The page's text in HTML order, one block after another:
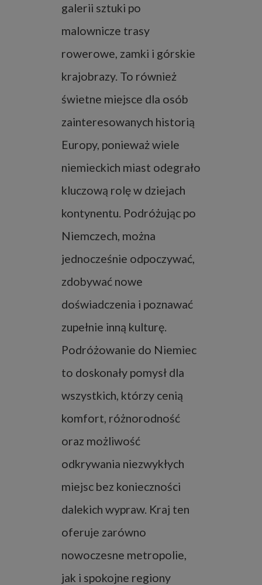
galerii sztuki po
malownicze trasy
rowerowe, zamki i górskie
krajobrazy. To również
świetne miejsce dla osób
zainteresowanych historią
Europy, ponieważ wiele
niemieckich miast odegrało
kluczową rolę w dziejach
kontynentu. Podróżując po
Niemczech, można
jednocześnie odpoczywać,
zdobywać nowe
doświadczenia i poznawać
zupełnie inną kulturę.
Podróżowanie do Niemiec
to doskonały pomysł dla
wszystkich, którzy cenią
komfort, różnorodność
oraz możliwość
odkrywania niezwykłych
miejsc bez konieczności
dalekich wypraw. Kraj ten
oferuje zarówno
nowoczesne metropolie,
jak i spokojne regiony